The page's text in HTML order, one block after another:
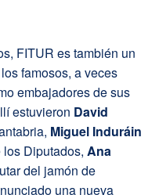
FITUR es también un
famosos, a veces
embajadores de sus
estuvieron David
Miguel Induráin
Diputados, Ana
del jamón de
una nueva